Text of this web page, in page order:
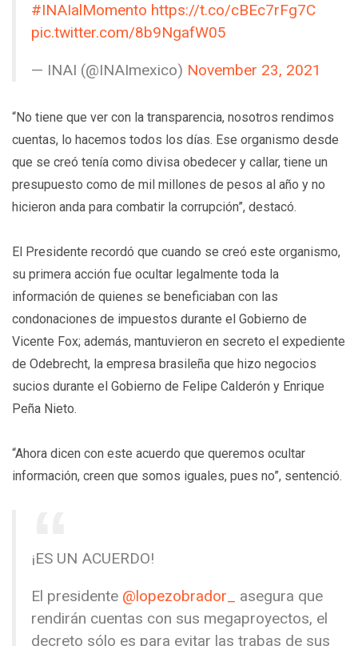
#INAIalMomento https://t.co/cBEc7rFg7C
pic.twitter.com/8b9NgafW05
— INAI (@INAImexico) November 23, 2021
“No tiene que ver con la transparencia, nosotros rendimos
cuentas, lo hacemos todos los días. Ese organismo desde
que se creó tenía como divisa obedecer y callar, tiene un
presupuesto como de mil millones de pesos al año y no
hicieron anda para combatir la corrupción”, destacó.
El Presidente recordó que cuando se creó este organismo,
su primera acción fue ocultar legalmente toda la
información de quienes se beneficiaban con las
condonaciones de impuestos durante el Gobierno de
Vicente Fox; además, mantuvieron en secreto el expediente
de Odebrecht, la empresa brasileña que hizo negocios
sucios durante el Gobierno de Felipe Calderón y Enrique
Peña Nieto.
“Ahora dicen con este acuerdo que queremos ocultar
información, creen que somos iguales, pues no”, sentenció.
¡ES UN ACUERDO!
El presidente @lopezobrador_
asegura que
rendirán cuentas con sus megaproyectos, el
decreto sólo es para evitar las trabas de sus